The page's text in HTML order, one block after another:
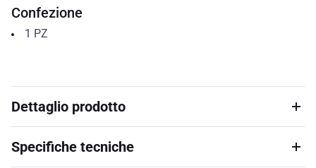
Confezione
1 PZ
Dettaglio prodotto
Specifiche tecniche